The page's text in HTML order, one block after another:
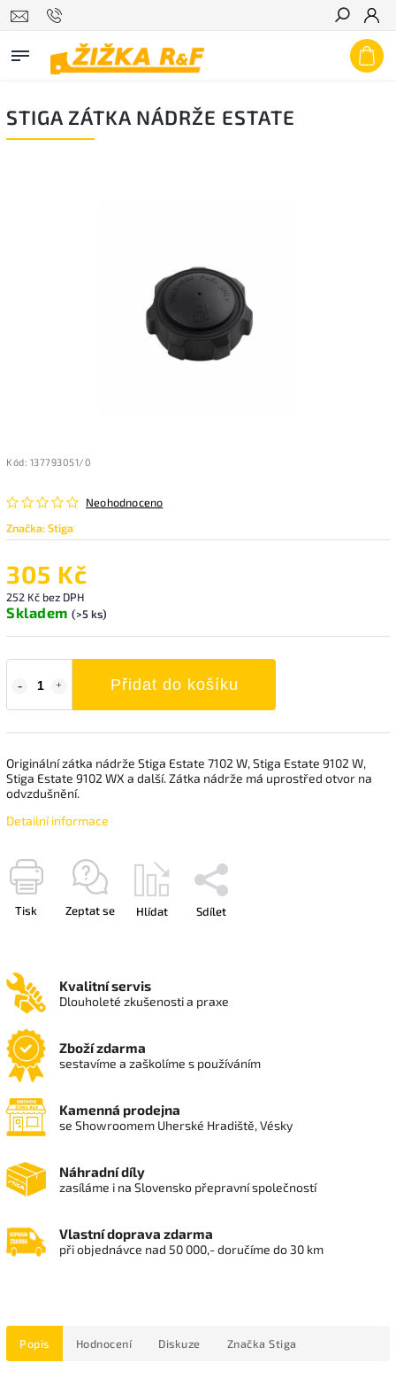
Hledat
STIGA ZÁTKA NÁDRŽE ESTATE
Kód: 137793051/0
Neohodnoceno
Značka:Stiga
305 Kč
252 Kč bez DPH
Skladem (>5 ks)
Přidat do košíku
Originální zátka nádrže Stiga Estate 7102 W, Stiga Estate 9102 W,
Stiga Estate 9102 WX a další. Zátka nádrže má uprostřed otvor na
odvzdušnění.
Detailní informace
Tisk Zeptat se Hlídat Sdílet
Kvalitní servis
Dlouholeté zkušenosti a praxe
Zboží zdarma
sestavíme a zaškolíme s používáním
Kamenná prodejna
se Showroomem Uherské Hradiště, Vésky
Náhradní díly
zasíláme i na Slovensko přepravní společností
Vlastní doprava zdarma
při objednávce nad 50 000,- doručíme do 30 km
Popis Hodnocení Diskuze Značka Stiga